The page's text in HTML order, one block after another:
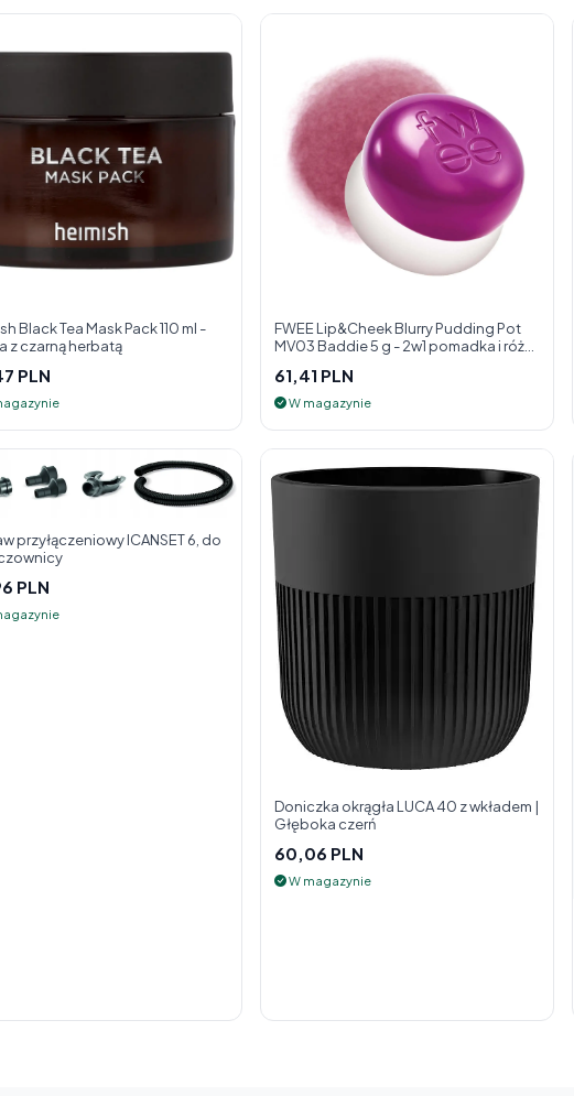
Black Tea Mask Pack 110 ml -
z czarną herbatą
PLN
FWEE Lip&Cheek Blurry Pudding Pot
MV03 Baddie 5 g - 2w1 pomadka i róż
61,41 PLN
W magazynie
przyłączeniowy ICANSET 6, do
PLN
Doniczka okrągła LUCA 40 z wkładem |
Głęboka czerń
60,06 PLN
W magazynie